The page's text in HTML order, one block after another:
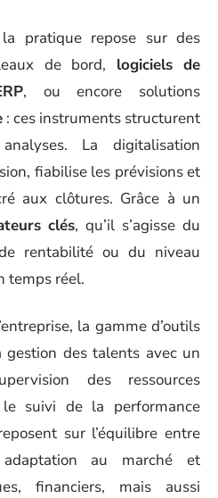
pratique repose sur des
de bord, logiciels de
, ou encore solutions
: ces instruments structurent
La digitalisation
fiabilise les prévisions et
aux clôtures. Grâce à un
clés, qu’il s’agisse du
rentabilité ou du niveau
temps réel.
la gamme d’outils
gestion des talents avec un
des ressources
suivi de la performance
sur l’équilibre entre
adaptation au marché et
financiers, mais aussi